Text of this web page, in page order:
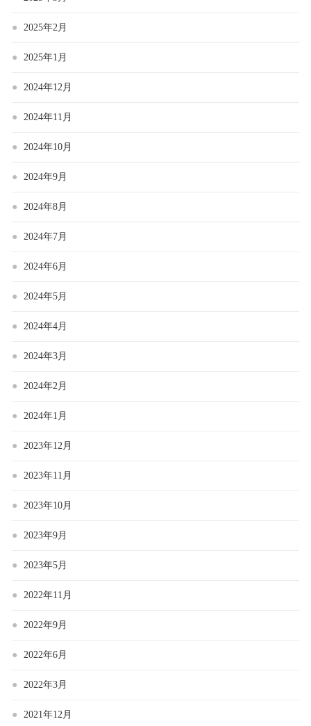
2025年2月
2025年1月
2024年12月
2024年11月
2024年10月
2024年9月
2024年8月
2024年7月
2024年6月
2024年5月
2024年4月
2024年3月
2024年2月
2024年1月
2023年12月
2023年11月
2023年10月
2023年9月
2023年5月
2022年11月
2022年9月
2022年6月
2022年3月
2021年12月